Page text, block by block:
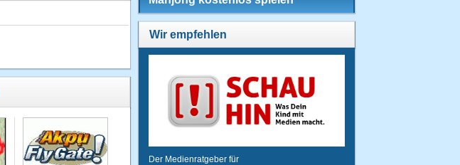
Wir empfehlen
Der Medienratgeber für